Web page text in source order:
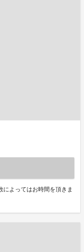
よってはお時間を頂きま